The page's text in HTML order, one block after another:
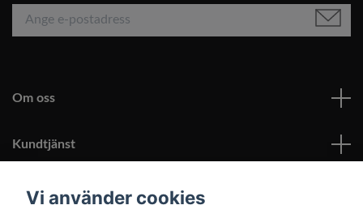
Om oss
Kundtjänst
Läs mer
Vi använder cookies